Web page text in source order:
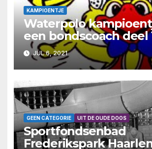
KAMPIOENTJE
Waterpolo
een bondscoach deel
JUL 6, 2021
GEEN CATEGORIE UIT DE OUDE DOOS
Sportfondsenbad
Frederikspark